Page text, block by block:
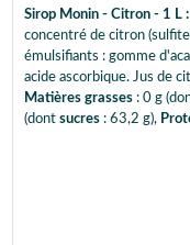
Sirop Monin - Citron - 1 L :
concentré de citron
émulsifiants : gomme
acide ascorbique. Jus de
Matières grasses : 0 g
(dont sucres : 63,2 g),